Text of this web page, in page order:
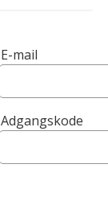
E-mail
Adgangskode